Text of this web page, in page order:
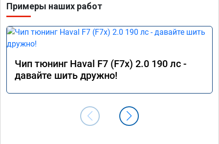
Примеры наших работ
Чип тюнинг Haval F7 (F7x) 2.0 190 лс -
давайте шить дружно!